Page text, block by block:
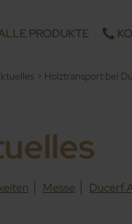
PRODUKTE
> Holztransport bei
Messe Ducerf